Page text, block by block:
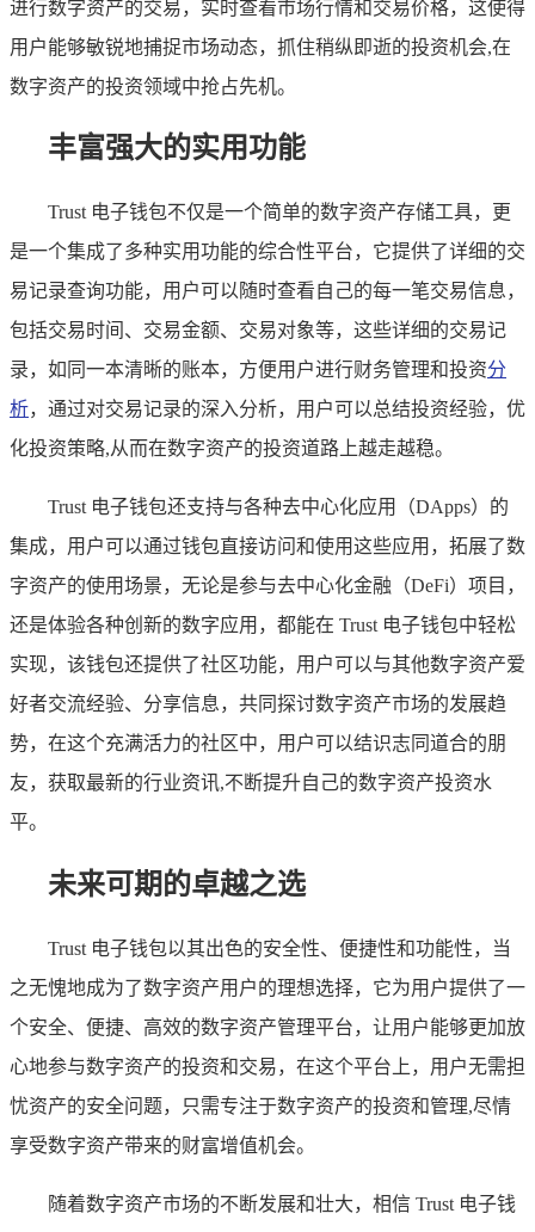
进行数字资产的交易，实时查看市场行情和交易价格，这使得
用户能够敏锐地捕捉市场动态，抓住稍纵即逝的投资机会,在
数字资产的投资领域中抢占先机。
丰富强大的实用功能
Trust 电子钱包不仅是一个简单的数字资产存储工具，更
是一个集成了多种实用功能的综合性平台，它提供了详细的交
易记录查询功能，用户可以随时查看自己的每一笔交易信息，
包括交易时间、交易金额、交易对象等，这些详细的交易记
录，如同一本清晰的账本，方便用户进行财务管理和投资分
析，通过对交易记录的深入分析，用户可以总结投资经验，优
化投资策略,从而在数字资产的投资道路上越走越稳。
Trust 电子钱包还支持与各种去中心化应用（DApps）的
集成，用户可以通过钱包直接访问和使用这些应用，拓展了数
字资产的使用场景，无论是参与去中心化金融（DeFi）项目，
还是体验各种创新的数字应用，都能在 Trust 电子钱包中轻松
实现，该钱包还提供了社区功能，用户可以与其他数字资产爱
好者交流经验、分享信息，共同探讨数字资产市场的发展趋
势，在这个充满活力的社区中，用户可以结识志同道合的朋
友，获取最新的行业资讯,不断提升自己的数字资产投资水
平。
未来可期的卓越之选
Trust 电子钱包以其出色的安全性、便捷性和功能性，当
之无愧地成为了数字资产用户的理想选择，它为用户提供了一
个安全、便捷、高效的数字资产管理平台，让用户能够更加放
心地参与数字资产的投资和交易，在这个平台上，用户无需担
忧资产的安全问题，只需专注于数字资产的投资和管理,尽情
享受数字资产带来的财富增值机会。
随着数字资产市场的不断发展和壮大，相信 Trust 电子钱